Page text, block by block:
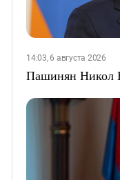
14:03, 6 августа 2026
Пашинян Никол